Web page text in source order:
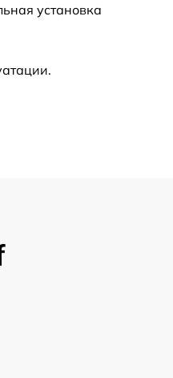
установка